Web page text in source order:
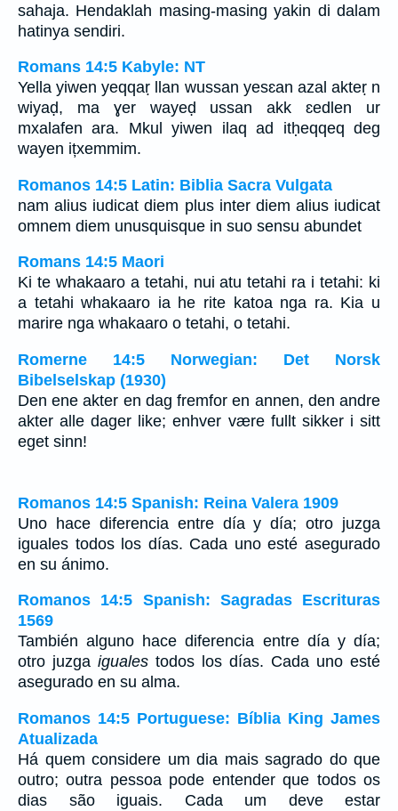
sahaja. Hendaklah masing-masing yakin di dalam
hatinya sendiri.
Romans 14:5 Kabyle: NT
Yella yiwen yeqqaṛ llan wussan yesɛan azal akteṛ n
wiyaḍ, ma ɣer wayeḍ ussan akk ɛedlen ur
mxalafen ara. Mkul yiwen ilaq ad itḥeqqeq deg
wayen ițxemmim.
Romanos 14:5 Latin: Biblia Sacra Vulgata
nam alius iudicat diem plus inter diem alius iudicat
omnem diem unusquisque in suo sensu abundet
Romans 14:5 Maori
Ki te whakaaro a tetahi, nui atu tetahi ra i tetahi: ki
a tetahi whakaaro ia he rite katoa nga ra. Kia u
marire nga whakaaro o tetahi, o tetahi.
Romerne 14:5 Norwegian: Det Norsk
Bibelselskap (1930)
Den ene akter en dag fremfor en annen, den andre
akter alle dager like; enhver være fullt sikker i sitt
eget sinn!
Romanos 14:5 Spanish: Reina Valera 1909
Uno hace diferencia entre día y día; otro juzga
iguales todos los días. Cada uno esté asegurado
en su ánimo.
Romanos 14:5 Spanish: Sagradas Escrituras
1569
También alguno hace diferencia entre día y día;
otro juzga iguales todos los días. Cada uno esté
asegurado en su alma.
Romanos 14:5 Portuguese: Bíblia King James
Atualizada
Há quem considere um dia mais sagrado do que
outro; outra pessoa pode entender que todos os
dias são iguais. Cada um deve estar